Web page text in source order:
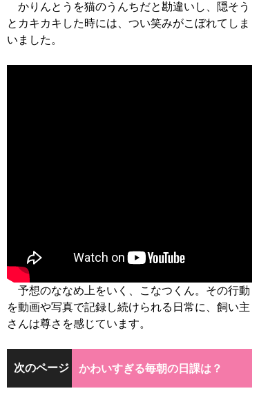
かりんとうを猫のうんちだと勘違いし、隠そう
とカキカキした時には、つい笑みがこぼれてしま
いました。
予想のななめ上をいく、こなつくん。その行動
を動画や写真で記録し続けられる日常に、飼い主
さんは尊さを感じています。
次のページ かわいすぎる毎朝の日課は？